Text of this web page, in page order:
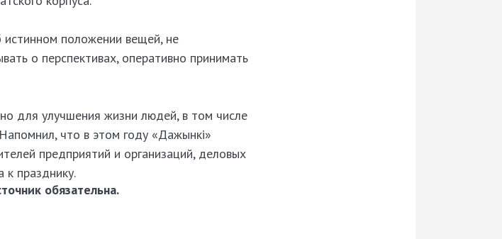
истинном положении вещей, не
о перспективах, оперативно принимать
для улучшения жизни людей, в том числе
что в этом году «Дажынкi»
предприятий и организаций, деловых
к празднику.
обязательна.